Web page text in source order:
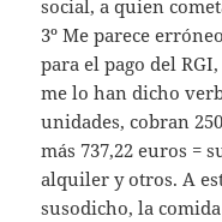
social, a quien
3º Me parece
para el pago del
me lo han dicho
unidades, cobran
más 737,22 euros =
alquiler y otros. A
susodicho, la